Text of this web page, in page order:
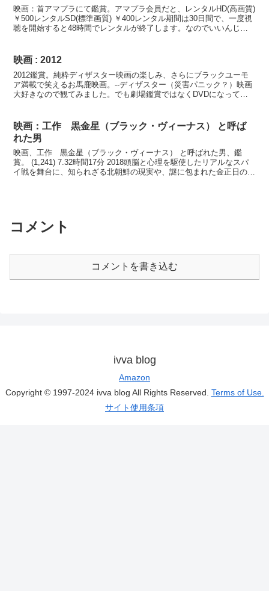
映画：首アマプラにて鑑賞。アマプラ会員だと、レンタルHD(高画質)
￥500レンタルSD(標準画質) ￥400レンタル期間は30日間で、一度視
聴を開始すると48時間でレンタルが終了します。なのでいいんじゃ
映画 : 2012
2012鑑賞。純粋ディザスター映画の楽しみ、さらにブラックユーモ
ア満載で笑えるお馬鹿映画。--ディザスター（災害パニック？）映画
大好きなので観てみました。でも劇場鑑賞ではなくDVDになってよ
映画：工作 黒金星（ブラック・ヴィーナス） と呼ば
れた男
映画、工作 黒金星（ブラック・ヴィーナス） と呼ばれた男、鑑
賞。 (1,241) 7.32時間17分 2018頭脳と心理を駆使したリアルなスパ
イ戦を舞台に、知られざる北朝鮮の現実や、謎に包まれた金正日の実
コメント
コメントを書き込む
ivva blog
Amazon
Copyright © 1997-2024 ivva blog All Rights Reserved. Terms of Use.
サイト使用条項